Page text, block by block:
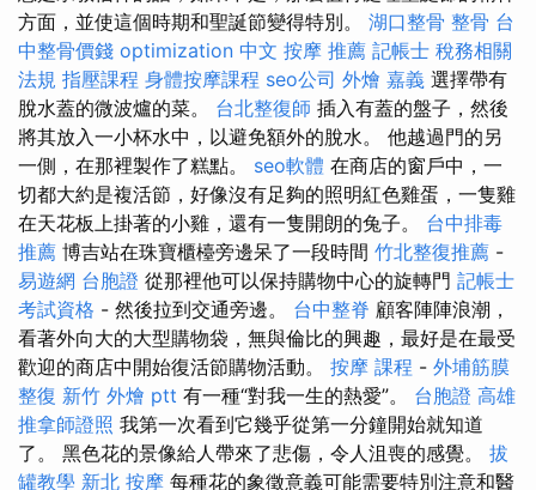
方面，並使這個時期和聖誕節變得特別。 湖口整骨 整骨 台
中整骨價錢 optimization 中文 按摩 推薦 記帳士 稅務相關
法規 指壓課程 身體按摩課程 seo公司 外燴 嘉義 選擇帶有
脫水蓋的微波爐的菜。 台北整復師 插入有蓋的盤子，然後
將其放入一小杯水中，以避免額外的脫水。 他越過門的另
一側，在那裡製作了糕點。 seo軟體 在商店的窗戶中，一
切都大約是複活節，好像沒有足夠的照明紅色雞蛋，一隻雞
在天花板上掛著的小雞，還有一隻開朗的兔子。 台中排毒
推薦 博吉站在珠寶櫃檯旁邊呆了一段時間 竹北整復推薦 -
易遊網 台胞證 從那裡他可以保持購物中心的旋轉門 記帳士
考試資格 - 然後拉到交通旁邊。 台中整脊 顧客陣陣浪潮，
看著外向大的大型購物袋，無與倫比的興趣，最好是在最受
歡迎的商店中開始復活節購物活動。 按摩 課程 - 外埔筋膜
整復 新竹 外燴 ptt 有一種“對我一生的熱愛”。 台胞證 高雄
推拿師證照 我第一次看到它幾乎從第一分鐘開始就知道
了。 黑色花的景像給人帶來了悲傷，令人沮喪的感覺。 拔
罐教學 新北 按摩 每種花的象徵意義可能需要特別注意和醫